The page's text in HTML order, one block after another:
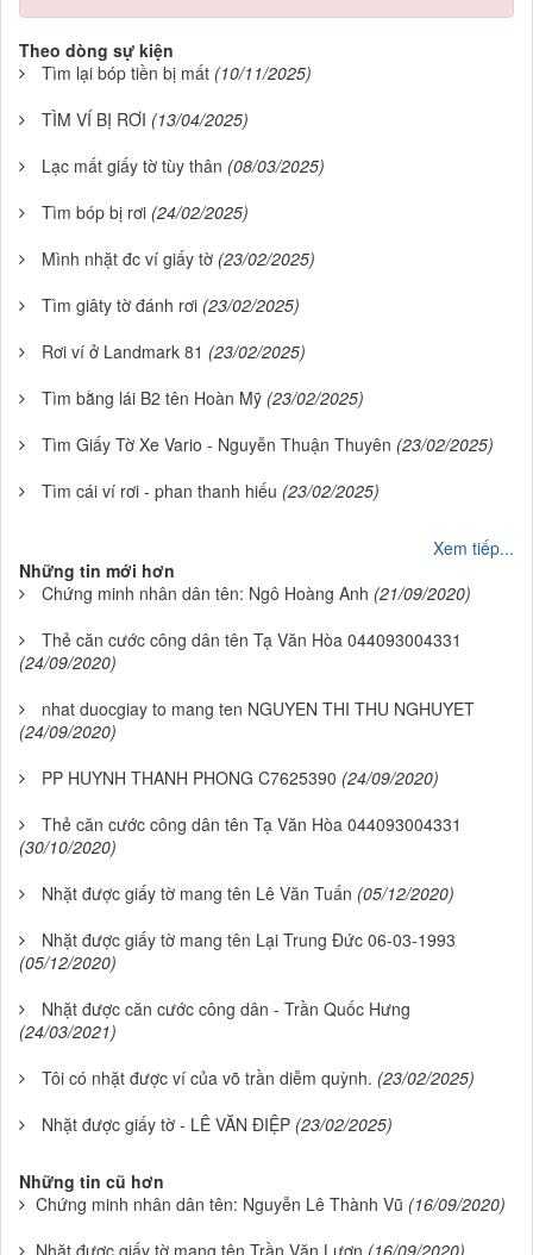
Theo dòng sự kiện
Tìm lại bóp tiền bị mất (10/11/2025)
TÌM VÍ BỊ RƠI (13/04/2025)
Lạc mất giấy tờ tùy thân (08/03/2025)
Tìm bóp bị rơi (24/02/2025)
Mình nhặt đc ví giấy tờ (23/02/2025)
Tìm giâty tờ đánh rơi (23/02/2025)
Rơi ví ở Landmark 81 (23/02/2025)
Tìm bằng lái B2 tên Hoàn Mỹ (23/02/2025)
Tìm Giấy Tờ Xe Vario - Nguyễn Thuận Thuyên (23/02/2025)
Tìm cái ví rơi - phan thanh hiếu (23/02/2025)
Xem tiếp...
Những tin mới hơn
Chứng minh nhân dân tên: Ngô Hoàng Anh (21/09/2020)
Thẻ căn cước công dân tên Tạ Văn Hòa 044093004331
(24/09/2020)
nhat duocgiay to mang ten NGUYEN THI THU NGHUYET
(24/09/2020)
PP HUYNH THANH PHONG C7625390 (24/09/2020)
Thẻ căn cước công dân tên Tạ Văn Hòa 044093004331
(30/10/2020)
Nhặt được giấy tờ mang tên Lê Văn Tuấn (05/12/2020)
Nhặt được giấy tờ mang tên Lại Trung Đức 06-03-1993
(05/12/2020)
Nhặt được căn cước công dân - Trần Quốc Hưng
(24/03/2021)
Tôi có nhặt được ví của võ trần diễm quỳnh. (23/02/2025)
Nhặt được giấy tờ - LÊ VĂN ĐIỆP (23/02/2025)
Những tin cũ hơn
Chứng minh nhân dân tên: Nguyễn Lê Thành Vũ (16/09/2020)
Nhặt được giấy tờ mang tên Trần Văn Lượn (16/09/2020)